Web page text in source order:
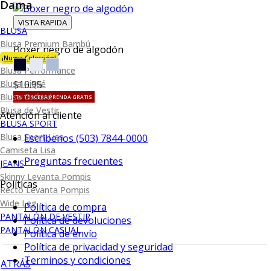
Dama
BLUSA
Blusa Premium Bambú
¡Nueva Colección!
Blusa Performance
Blusa Piqué
Blusa Oxford
Blusa de Vestir
BLUSA SPORT
Blusa Sport Lisa
Camiseta Lisa
JEANS
Skinny Levanta Pompis
Recto Levanta Pompis
Wide Leg
PANTALÓN DE VESTIR
PANTALÓN CASUAL
ATRÁS
VISTA RAPIDA
Boxer negro de algodón
$10.95
TU TERCERA PRENDA GRATIS
Atención al cliente
Escríbenos (503) 7844-0000
Preguntas frecuentes
Políticas
Política de compra
Política de devoluciones
Política de envío
Política de privacidad y seguridad
Terminos y condiciones